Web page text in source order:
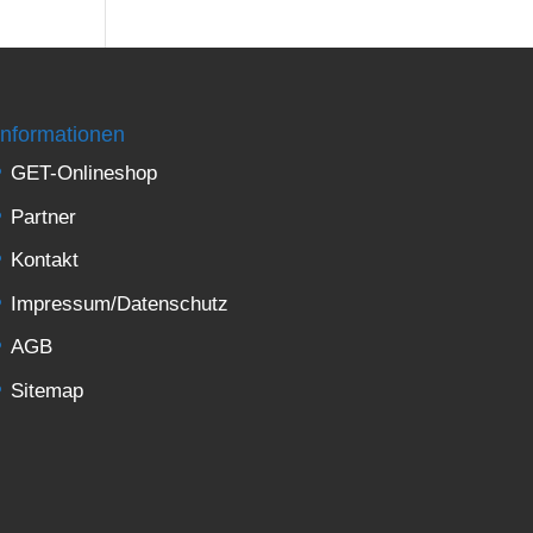
GET-Onlineshop
Partner
Kontakt
Impressum/Datenschutz
AGB
Sitemap